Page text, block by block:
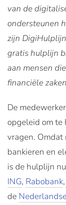
van de
ondersteunen
zijn
gratis hulplijn
aan mensen
financiële
De
opgeleid om
vragen. Omdat
bankieren en
is de hulplijn
ING, Rabobank,
de